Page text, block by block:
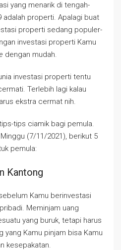
yang menarik di tengah-
adalah properti. Apalagi buat
properti sedang populer-
investasi properti Kamu
dengan mudah.
investasi properti tentu
Terlebih lagi kalau
ekstra cermat nih.
tips ciamik bagi pemula.
(7/11/2021), berikut 5
pemula:
Kantong
Kamu berinvestasi
Meminjam uang
yang buruk, tetapi harus
yang Kamu pinjam bisa Kamu
kesepakatan.